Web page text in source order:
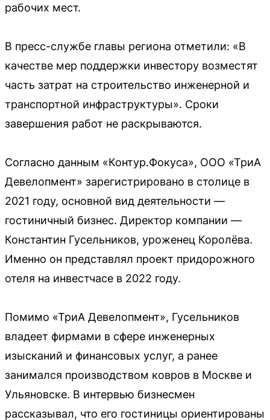
рабочих мест.
В пресс-службе главы региона отметили: «В
качестве мер поддержки инвестору возместят
часть затрат на строительство инженерной и
транспортной инфраструктуры». Сроки
завершения работ не раскрываются.
Согласно данным «Контур.Фокуса», ООО «ТриА
Девелопмент» зарегистрировано в столице в
2021 году, основной вид деятельности —
гостиничный бизнес. Директор компании —
Константин Гусельников, уроженец Королёва.
Именно он представлял проект придорожного
отеля на инвестчасе в 2022 году.
Помимо «ТриА Девелопмент», Гусельников
владеет фирмами в сфере инженерных
изысканий и финансовых услуг, а ранее
занимался производством ковров в Москве и
Ульяновске. В интервью бизнесмен
рассказывал, что его гостиницы ориентированы